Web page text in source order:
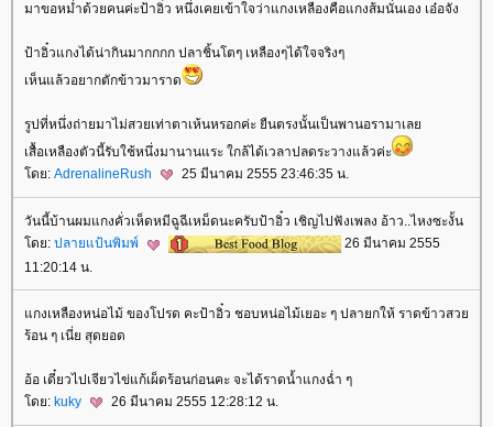
มาขอหม่ำด้วยคนค่ะป้าอิ๋ว หนึ่งเคยเข้าใจว่าแกงเหลืองคือแกงส้มนั่นเอง เอ๋อจัง
ป้าอิ๋วแกงได้น่ากินมากกกก ปลาชิ้นโตๆ เหลืองๆได้ใจจริงๆ
เห็นแล้วอยากตักข้าวมาราด
รูปที่หนึ่งถ่ายมาไม่สวยเท่าตาเห้นหรอกค่ะ ยืนตรงนั้นเป็นพานอรามาเล
เสื้อเหลืองตัวนี้รับใช้หนึ่งมานานแระ ใกล้ได้เวลาปลดระวางแล้วค่ะ
ดย: AdrenalineRush 25 มีนาคม 2555 23:46:35 น.
วันนี้บ้านผมแกงคั่วเห็ดหมีฉูฉีเหม็ดนะครับป้าอิ๋ว เชิญไปฟังเพลง อ้าว..ไหงซะงั้น
ดย: ปลายแป้นพิมพ์
26 มีนาคม 2555
11:20:14 น.
กงเหลืองหน่อไม้ ของโปรด คะป้าอิ๋ว ชอบหน่อไม้เยอะ ๆ ปลายกให้ ราดข้าวสว
ร้อน ๆ เนี่ย สุดยอด
อ้อ เดี๋ยวไปเจียวไข่แก้เผ็ดร้อนก่อนคะ จะได้ราดน้ำแกงฉ่ำ ๆ
ดย: kuky 26 มีนาคม 2555 12:28:12 น.